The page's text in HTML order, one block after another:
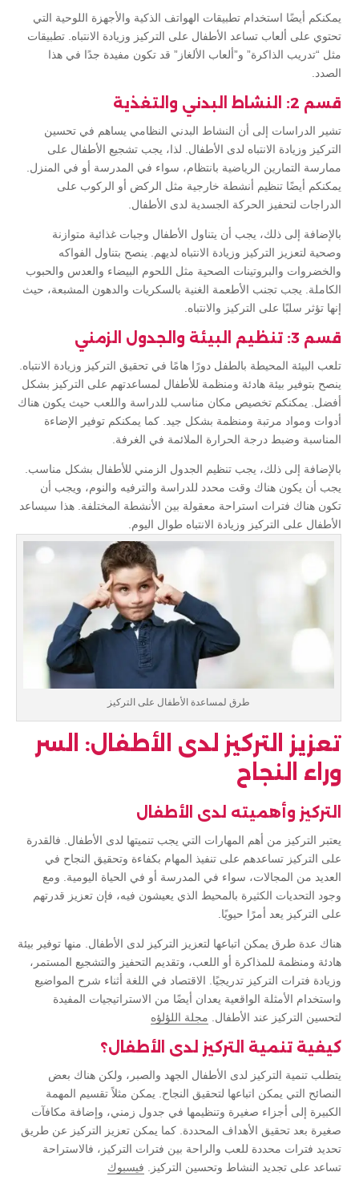
يمكنكم أيضًا استخدام تطبيقات الهواتف الذكية والأجهزة اللوحية التي
تحتوي على ألعاب تساعد الأطفال على التركيز وزيادة الانتباه. تطبيقات
مثل “تدريب الذاكرة” و”ألعاب الألغاز” قد تكون مفيدة جدًا في هذا
الصدد.
قسم 2: النشاط البدني والتغذية
تشير الدراسات إلى أن النشاط البدني النظامي يساهم في تحسين
التركيز وزيادة الانتباه لدى الأطفال. لذا، يجب تشجيع الأطفال على
ممارسة التمارين الرياضية بانتظام، سواء في المدرسة أو في المنزل.
يمكنكم أيضًا تنظيم أنشطة خارجية مثل الركض أو الركوب على
الدراجات لتحفيز الحركة الجسدية لدى الأطفال.
بالإضافة إلى ذلك، يجب أن يتناول الأطفال وجبات غذائية متوازنة
وصحية لتعزيز التركيز وزيادة الانتباه لديهم. ينصح بتناول الفواكه
والخضروات والبروتينات الصحية مثل اللحوم البيضاء والعدس والحبوب
الكاملة. يجب تجنب الأطعمة الغنية بالسكريات والدهون المشبعة، حيث
إنها تؤثر سلبًا على التركيز والانتباه.
قسم 3: تنظيم البيئة والجدول الزمني
تلعب البيئة المحيطة بالطفل دورًا هامًا في تحقيق التركيز وزيادة الانتباه.
ينصح بتوفير بيئة هادئة ومنظمة للأطفال لمساعدتهم على التركيز بشكل
أفضل. يمكنكم تخصيص مكان مناسب للدراسة واللعب حيث يكون هناك
أدوات ومواد مرتبة ومنظمة بشكل جيد. كما يمكنكم توفير الإضاءة
المناسبة وضبط درجة الحرارة الملائمة في الغرفة.
بالإضافة إلى ذلك، يجب تنظيم الجدول الزمني للأطفال بشكل مناسب.
يجب أن يكون هناك وقت محدد للدراسة والترفيه والنوم، ويجب أن
تكون هناك فترات استراحة معقولة بين الأنشطة المختلفة. هذا سيساعد
الأطفال على التركيز وزيادة الانتباه طوال اليوم.
طرق لمساعدة الأطفال على التركيز
تعزيز التركيز لدى الأطفال: السر
وراء النجاح
التركيز وأهميته لدى الأطفال
يعتبر التركيز من أهم المهارات التي يجب تنميتها لدى الأطفال. فالقدرة
على التركيز تساعدهم على تنفيذ المهام بكفاءة وتحقيق النجاح في
العديد من المجالات، سواء في المدرسة أو في الحياة اليومية. ومع
وجود التحديات الكثيرة بالمحيط الذي يعيشون فيه، فإن تعزيز قدرتهم
على التركيز يعد أمرًا حيويًا.
هناك عدة طرق يمكن اتباعها لتعزيز التركيز لدى الأطفال. منها توفير بيئة
هادئة ومنظمة للمذاكرة أو اللعب، وتقديم التحفيز والتشجيع المستمر،
وزيادة فترات التركيز تدريجيًا. الاقتصاد في اللغة أثناء شرح المواضيع
واستخدام الأمثلة الواقعية يعدان أيضًا من الاستراتيجيات المفيدة
لتحسين التركيز عند الأطفال. مجلة اللؤلؤه
كيفية تنمية التركيز لدى الأطفال؟
يتطلب تنمية التركيز لدى الأطفال الجهد والصبر، ولكن هناك بعض
النصائح التي يمكن اتباعها لتحقيق النجاح. يمكن مثلاً تقسيم المهمة
الكبيرة إلى أجزاء صغيرة وتنظيمها في جدول زمني، وإضافة مكافآت
صغيرة بعد تحقيق الأهداف المحددة. كما يمكن تعزيز التركيز عن طريق
تحديد فترات محددة للعب والراحة بين فترات التركيز، فالاستراحة
تساعد على تجديد النشاط وتحسين التركيز. فيسبوك